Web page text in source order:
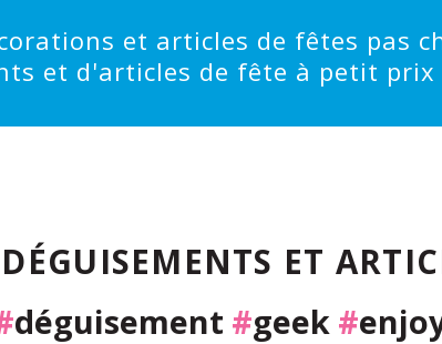
et articles de fêtes pas
et d'articles de fête à petit
ET
déguisement #geek #